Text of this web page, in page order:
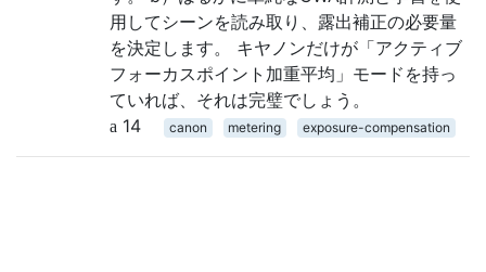
用してシーンを読み取り、露出補正の必要量
を決定します。 キヤノンだけが「アクティブ
フォーカスポイント加重平均」モードを持っ
ていれば、それは完璧でしょう。
14
canon metering exposure-compensation